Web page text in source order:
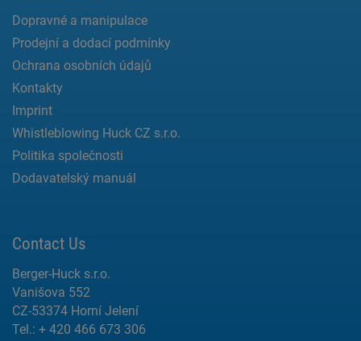
Dopravné a manipulace
Prodejní a dodací podmínky
Ochrana osobních údajů
Kontakty
Imprint
Whistleblowing Huck CZ s.r.o.
Politika společnosti
Dodavatelský manuál
Contact Us
Berger-Huck s.r.o.
Vanišova 552
CZ-53374 Horní Jelení
Tel.: + 420 466 673 306